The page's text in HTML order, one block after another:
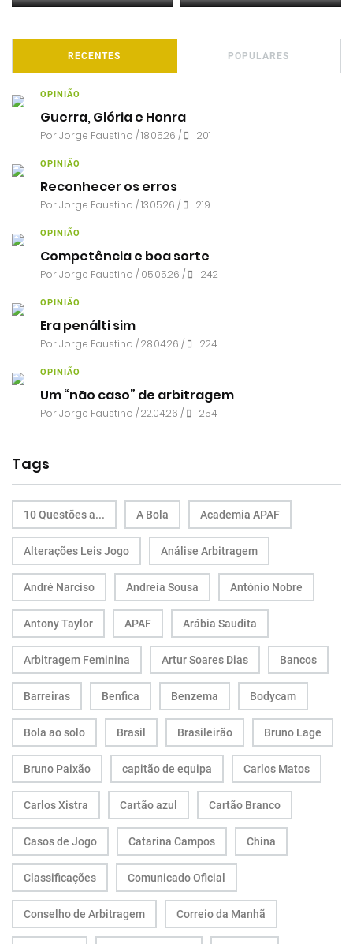
RECENTES POPULARES
OPINIÃO
Guerra, Glória e Honra
PorJorge Faustino / 18.05.26 / 201
OPINIÃO
Reconhecer os erros
PorJorge Faustino / 13.05.26 / 219
OPINIÃO
Competência e boa sorte
PorJorge Faustino / 05.05.26 / 242
OPINIÃO
Era penálti sim
PorJorge Faustino / 28.04.26 / 224
OPINIÃO
Um “não caso” de arbitragem
PorJorge Faustino / 22.04.26 / 254
Tags
10 Questões a... A Bola Academia APAF
Alterações Leis Jogo Análise Arbitragem
André Narciso Andreia Sousa António Nobre
Antony Taylor APAF Arábia Saudita
Arbitragem Feminina Artur Soares Dias Bancos
Barreiras Benfica Benzema Bodycam
Bola ao solo Brasil Brasileirão Bruno Lage
Bruno Paixão capitão de equipa Carlos Matos
Carlos Xistra Cartão azul Cartão Branco
Casos de Jogo Catarina Campos China
Classificações Comunicado Oficial
Conselho de Arbitragem Correio da Manhã